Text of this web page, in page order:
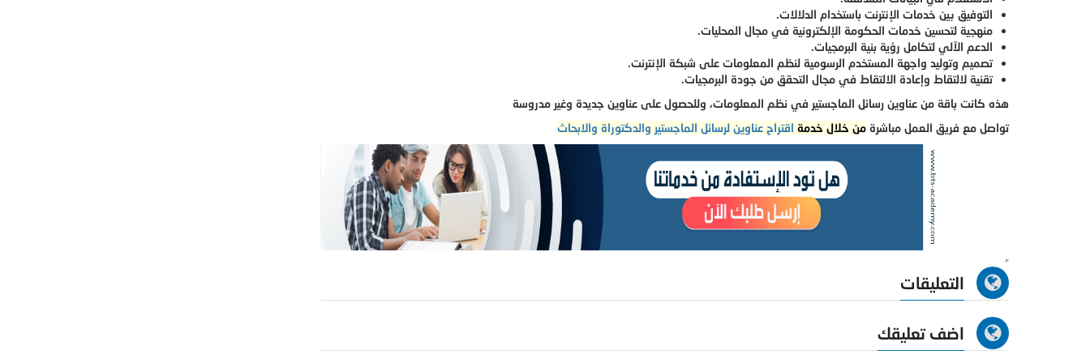
التوفيق بين خدمات الإنترنت باستخدام الدلالات.
منهجية لتحسين خدمات الحكومة الإلكترونية في مجال المحليات.
الدعم الآلي لتكامل رؤية بنية البرمجيات.
تصميم وتوليد واجهة المستخدم الرسومية لنظم المعلومات على شبكة الإنترنت.
تقنية لالتقاط وإعادة الالتقاط في مجال التحقق من جودة البرمجيات.
هذه كانت باقة من عناوين رسائل الماجستير في نظم المعلومات، وللحصول على عناوين جديدة وغير مدروسة
تواصل مع فريق العمل مباشرة من خلال خدمة اقتراح عناوين لرسائل الماجستير والدكتوراة والابحاث
التعليقات
اضف تعليقك